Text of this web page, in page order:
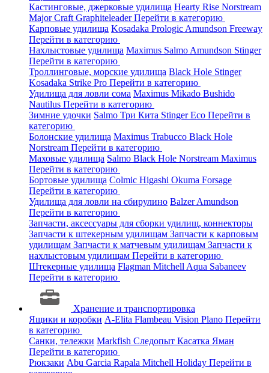
Кастинговые, джерковые удилища Hearty Rise Norstream
Major Craft GraphiteleaderПерейти в категорию
Карповые удилища Kosadaka Prologic Amundson Freeway
Перейти в категорию
Нахлыстовые удилища Maximus Salmo Amundson Stinger
Перейти в категорию
Троллинговые, морские удилища Black Hole Stinger
Kosadaka Strike Pro Перейти в категорию
Удилища для ловли сома Maximus Mikado Bushido
Nautilus Перейти в категорию
Зимние удочки Salmo Три Кита StingerEco Перейти в
категорию
Болонские удилища Maximus Trabucco Black Hole
Norstream Перейти в категорию
Маховые удилища Salmo Black Hole Norstream Maximus
Перейти в категорию
Бортовые удилища Colmic Higashi Okuma Forsage
Перейти в категорию
Удилища для ловли на сбирулино BalzerAmundson
Перейти в категорию
Запчасти, аксессуары для сборки удилищ, коннекторы
Запчасти к штекерным удилищам Запчасти к карповым
удилищам Запчасти к матчевым удилищам Запчасти к
нахлыстовым удилищам Перейти в категорию
Штекерные удилища Flagman Mitchell Aqua Sabaneev
Перейти в категорию
Хранение и транспортировка
Ящики и коробки A-Elita Flambeau Vision Plano Перейти
в категорию
Санки, тележки Markfish Следопыт Касатка Яман
Перейти в категорию
Рюкзаки Abu Garcia Rapala Mitchell Holiday Перейти в